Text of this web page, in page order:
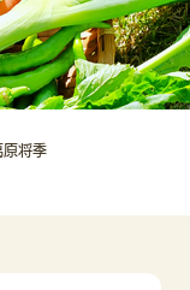
原将季